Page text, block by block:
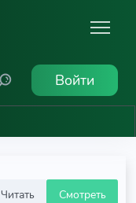
Войти
Читать
Смотреть